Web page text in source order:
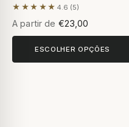
★★★★★ 4.6 (5)
Com base em 5 avaliações
A partir de €23,00
ESCOLHER OPÇÕES